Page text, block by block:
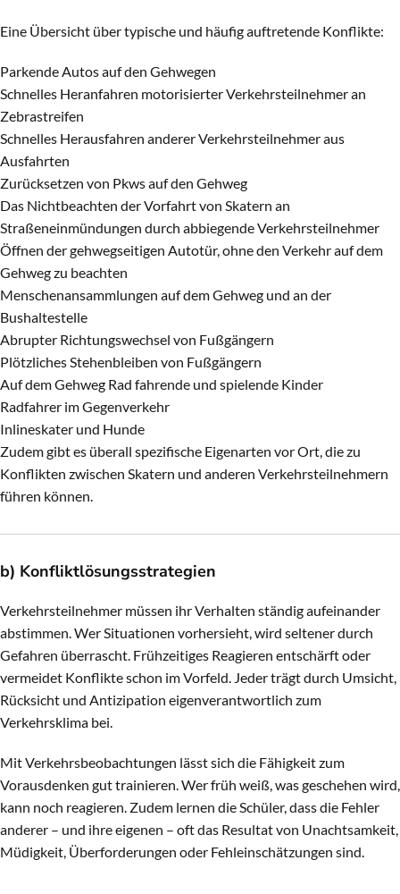
Eine Übersicht über typische und häufig auftretende Konflikte:
Parkende Autos auf den Gehwegen
Schnelles Heranfahren motorisierter Verkehrsteilnehmer an
Zebrastreifen
Schnelles Herausfahren anderer Verkehrsteilnehmer aus
Ausfahrten
Zurücksetzen von Pkws auf den Gehweg
Das Nichtbeachten der Vorfahrt von Skatern an
Straßeneinmündungen durch abbiegende Verkehrsteilnehmer
Öffnen der gehwegseitigen Autotür, ohne den Verkehr auf dem
Gehweg zu beachten
Menschenansammlungen auf dem Gehweg und an der
Bushaltestelle
Abrupter Richtungswechsel von Fußgängern
Plötzliches Stehenbleiben von Fußgängern
Auf dem Gehweg Rad fahrende und spielende Kinder
Radfahrer im Gegenverkehr
Inlineskater und Hunde
Zudem gibt es überall spezifische Eigenarten vor Ort, die zu
Konflikten zwischen Skatern und anderen Verkehrsteilnehmern
führen können.
b) Konfliktlösungsstrategien
Verkehrsteilnehmer müssen ihr Verhalten ständig aufeinander
abstimmen. Wer Situationen vorhersieht, wird seltener durch
Gefahren überrascht. Frühzeitiges Reagieren entschärft oder
vermeidet Konflikte schon im Vorfeld. Jeder trägt durch Umsicht,
Rücksicht und Antizipation eigenverantwortlich zum
Verkehrsklima bei.
Mit Verkehrsbeobachtungen lässt sich die Fähigkeit zum
Vorausdenken gut trainieren. Wer früh weiß, was geschehen wird,
kann noch reagieren. Zudem lernen die Schüler, dass die Fehler
anderer – und ihre eigenen – oft das Resultat von Unachtsamkeit,
Müdigkeit, Überforderungen oder Fehleinschätzungen sind.